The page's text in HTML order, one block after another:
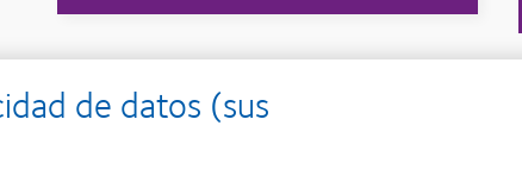
basado en evidencias para la gestión de la
de datos (sus